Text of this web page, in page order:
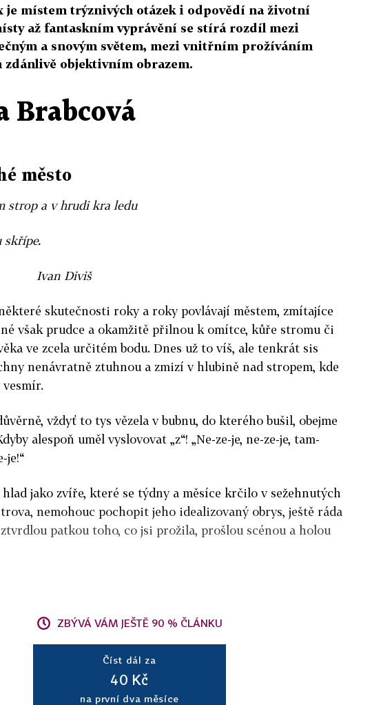
je místem trýznivých otázek i odpovědí na životní
až fantaskním vyprávění se stírá rozdíl mezi
a snovým světem, mezi vnitřním prožíváním
zdánlivě objektivním obrazem.
Brabcová
město
strop a v hrudi kra ledu
skřípe.
Ivan Diviš
skutečnosti roky a roky povlávají městem, zmítajíce
však prudce a okamžitě přilnou k omítce, kůře stromu či
ve zcela určitém bodu. Dnes už to víš, ale tenkrát sis
nenávratně ztuhnou a zmizí v hlubině nad stropem, kde
vesmír.
vždyť to tys vězela v bubnu, do kterého bušil, obejme
alespoň uměl vyslovovat „z“! „Ne-ze-je, ne-ze-je, tam-
je!“
hlad jako zvíře, které se týdny a měsíce krčilo v sežehnutých
nemohouc pochopit jeho idealizovaný obrys, ještě ráda
ztvrdlou patkou toho, co jsi prožila, prošlou scénou a holou
ZBÝVÁ VÁM JEŠTĚ 90 % ČLÁNKU
Číst dál za
40 Kč
na první dva měsíce